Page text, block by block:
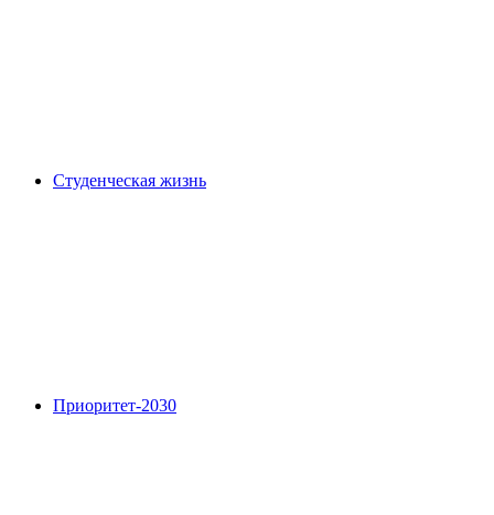
Студенческая жизнь
Приоритет-2030